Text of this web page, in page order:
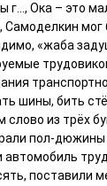
г..., Ока – это
мог
«жаба
шины, бить
из трёх
пол-дюжины
поставили